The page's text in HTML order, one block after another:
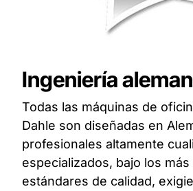
Ingeniería
Todas las máquinas de
Dahle son diseñadas en
profesionales altamente
especializados, bajo los
estándares de calidad,